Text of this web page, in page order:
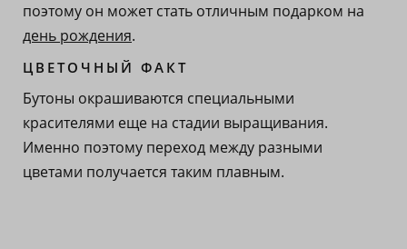
поэтому он может стать отличным подарком на
день рождения.
ЦВЕТОЧНЫЙ ФАКТ
Бутоны окрашиваются специальными
красителями еще на стадии выращивания.
Именно поэтому переход между разными
цветами получается таким плавным.